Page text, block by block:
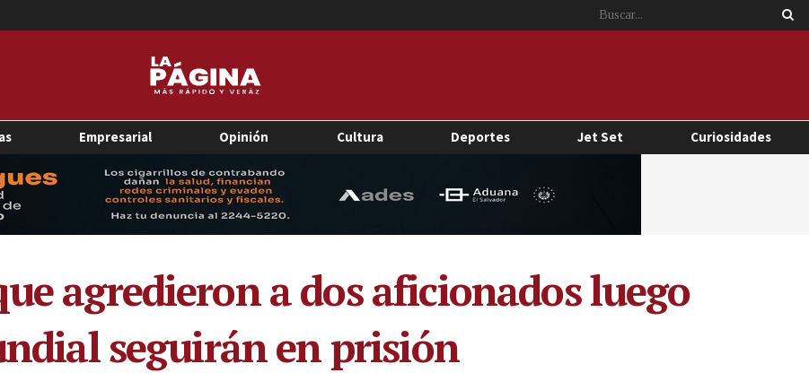
Empresarial Opinión Cultura Deportes Jet Set Curiosidades
agredieron a dos aficionados luego
seguirán en prisión